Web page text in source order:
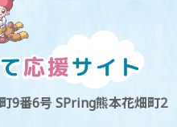
9番6号 SPring熊本花畑町2